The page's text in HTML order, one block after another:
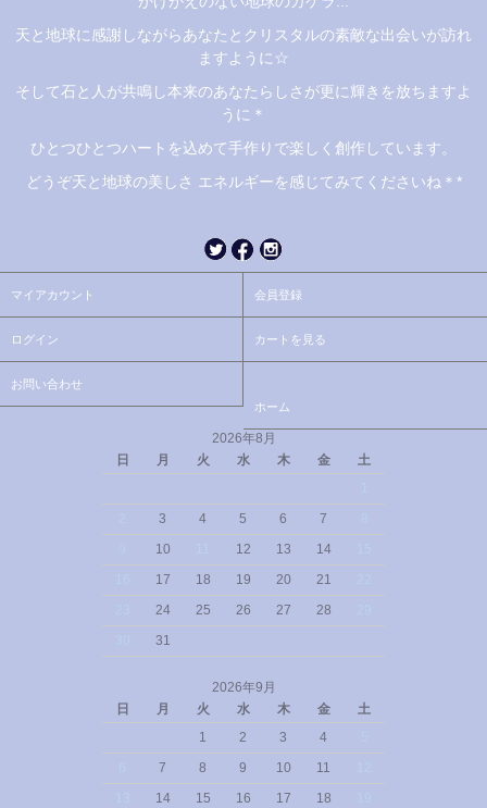
天と地球に感謝しながらあなたとクリスタルの素敵な出会いが訪れ
ますように☆
そして石と人が共鳴し本来のあなたらしさが更に輝きを放ちますよ
うに＊
ひとつひとつハートを込めて手作りで楽しく創作しています。
どうぞ天と地球の美しさ エネルギーを感じてみてくださいね＊*
マイアカウント 会員登録
ログイン カートを見る
お問い合わせ
ホーム
2026年8月
日
月 火 水 木 金
土
3 4 5 6 7
10 12 13 14
17 18 19 20 21
24 25 26 27 28
31
2026年9月
日
月 火 水 木 金
土
1
2 3 4
7 8 9 10 11
14 15 16 17 18